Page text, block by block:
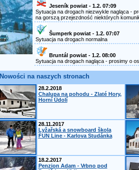
Jeseník powiat - 1.2. 07:09
Sytuacja na drogach niezwykle nagląca -
na gorszą przejezdność niektórych
Šumperk powiat - 1.2. 07:07
Sytuacja na drogach normalna
Bruntál powiat - 1.2. 08:00
Sytuacja na drogach nagląca - prosimy o
Nowości na naszych stronach
28.2.2018
Chalupa na pohodu - Zlaté Hory,
Horní Údolí
28.11.2017
Lyžařská a snowboard škola
FUN Line - Karlova Studánka
18.2.2017
Penzion Adam - Vrbno pod